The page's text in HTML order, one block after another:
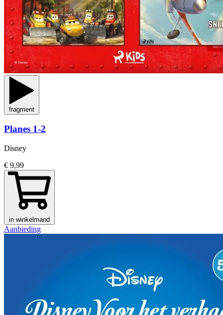
fragment
Planes 1-2
Disney
€ 9,99
in winkelmand
Aanbieding